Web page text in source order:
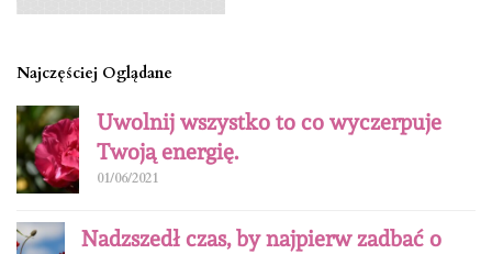
Najczęściej Oglądane
Uwolnij wszystko to co wyczerpuje
Twoją energię.
01/06/2021
Nadzszedł czas, by najpierw zadbać o